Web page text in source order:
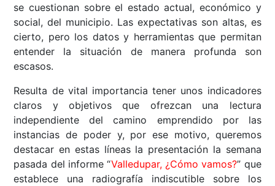
se cuestionan sobre el estado actual, económico y
social, del municipio. Las expectativas son altas, es
cierto, pero los datos y herramientas que permitan
entender la situación de manera profunda son
escasos.
Resulta de vital importancia tener unos indicadores
claros y objetivos que ofrezcan una lectura
independiente del camino emprendido por las
instancias de poder y, por ese motivo, queremos
destacar en estas líneas la presentación la semana
pasada del informe “Valledupar, ¿Cómo vamos?” que
establece una radiografía indiscutible sobre los